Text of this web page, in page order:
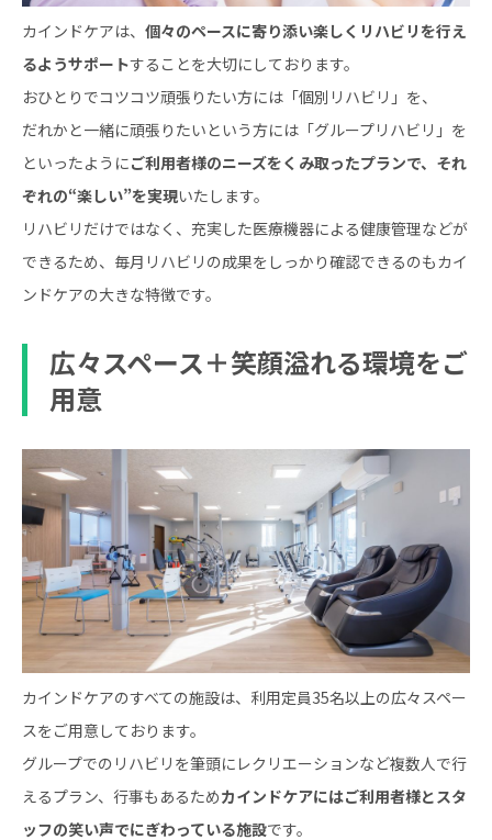
カインドケアは、 個々のペースに寄り添い楽しくリハビリを行え
るようサポートすることを大切にしております。
おひとりでコツコツ頑張りたい方には「個別リハビリ」を、
だれかと一緒に頑張りたいという方には「グループリハビリ」を
といったようにご利用者様のニーズをくみ取ったプランで、それ
ぞれの“楽しい”を実現いたします。
リハビリだけではなく、充実した医療機器による健康管理などが
できるため、毎月リハビリの成果をしっかり確認できるのもカイ
ンドケアの大きな特徴です。
広々スペース＋笑顔溢れる環境をご
用意
カインドケアのすべての施設は、利用定員35名以上の広々スペー
スをご用意しております。
グループでのリハビリを筆頭にレクリエーションなど複数人で行
えるプラン、行事もあるためカインドケアにはご利用者様とスタ
ッフの笑い声でにぎわっている施設です。